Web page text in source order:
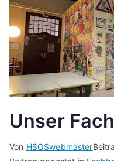
Unser
Von HSOSwebmaster